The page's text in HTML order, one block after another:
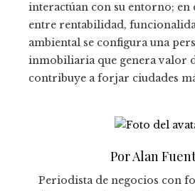
interactúan con su entorno; en
entre rentabilidad,
ambiental se configura una
inmobiliaria que genera valor
contribuye a forjar ciudades
Por Alan
Periodista de negocios con